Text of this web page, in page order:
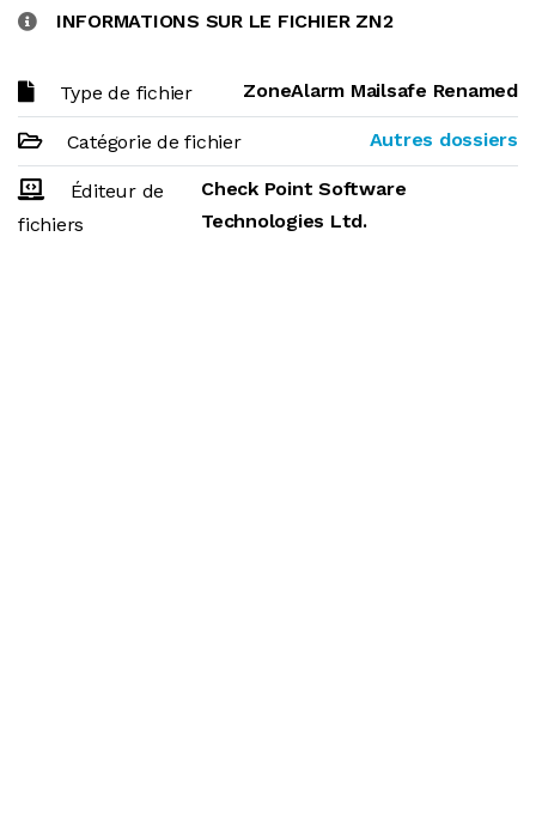
INFORMATIONS SUR LE FICHIER ZN2
Type de fichier ZoneAlarm Mailsafe Renamed
Catégorie de fichier Autres dossiers
Éditeur de
fichiers
Check Point Software
Technologies Ltd.